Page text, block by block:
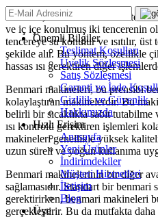
Benmari, aslen Fransızca bir
ve iç içe konulmuş iki tencerenin
tencereye su konulur ve ısıtılır,
şekilde alır. Bu yöntem, özellikle
hassas ısı gerektiren diğer
Benmari makineleri, bu prensibi
kolaylaştıran makinelerdir. Bu
belirli bir sıcaklıkta sabit
ısı kontrolü gerektiren işlemleri
makineleri genellikle yüksek
uzun süreli ve yoğun kullanıma
Benmari makinelerinin bir diğer
sağlamasıdır. Standart bir
gerektirirken, benmari makineleri
gerçekleştirir. Bu da mutfakta daha
Önemli Bilgiler
Teslimat Koşulları
Üyelik Sözleşmesi
Satış Sözleşmesi
Garanti ve İade
Gizlilik ve Güvenlik
Hakkımızda
Hızlı Erişim
Anasayfa
Yeni Ürünler
İndirimdekiler
Müşteri Hizmetleri
İletişim
Blog
Üye